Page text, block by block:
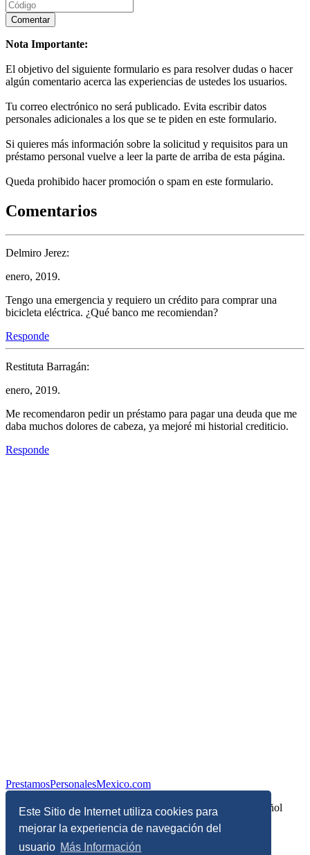
Este Sitio de Internet utiliza cookies para
mejorar la experiencia de navegación del
usuario Más Información
Nota Importante:
El objetivo del siguiente formulario es para resolver dudas o hacer
algún comentario acerca las experiencias de ustedes los usuarios.
Tu correo electrónico no será publicado. Evita escribir datos
personales adicionales a los que se te piden en este formulario.
Si quieres más información sobre la solicitud y requisitos para un
préstamo personal vuelve a leer la parte de arriba de esta página.
Queda prohibido hacer promoción o spam en este formulario.
Comentarios
Delmiro Jerez:
enero, 2019.
Tengo una emergencia y requiero un crédito para comprar una
bicicleta eléctrica. ¿Qué banco me recomiendan?
Responde
Restituta Barragán:
enero, 2019.
Me recomendaron pedir un préstamo para pagar una deuda que me
daba muchos dolores de cabeza, ya mejoré mi historial crediticio.
Responde
PrestamosPersonalesMexico.com
Información sobre Finanzas Personales y Economía en Español
© Copyright 2017 - 2026 - Todos los derechos reservados